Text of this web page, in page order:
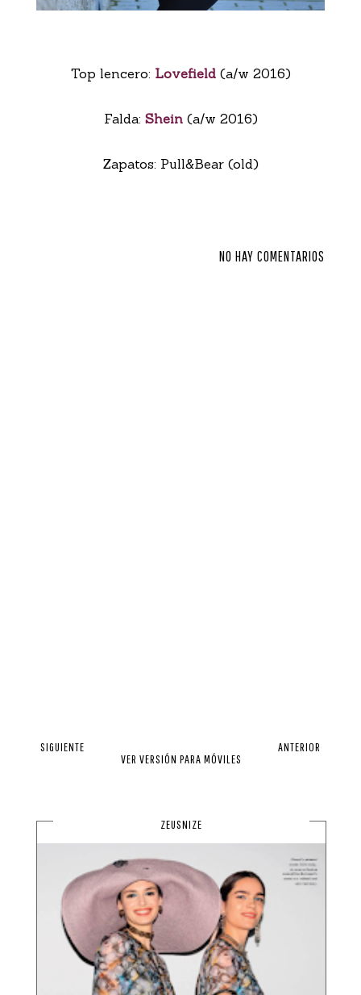
Top lencero: Lovefield (a/w 2016)
Falda: Shein (a/w 2016)
Zapatos: Pull&Bear (old)
NO HAY COMENTARIOS
SIGUIENTE
ANTERIOR
VER VERSIÓN PARA MÓVILES
ZEUSNIZE